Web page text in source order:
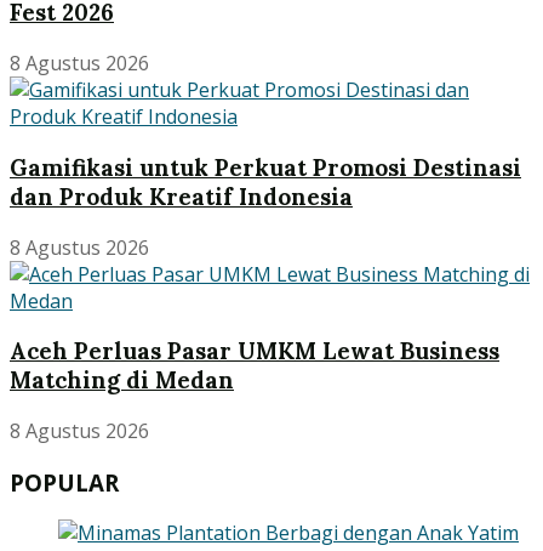
Fest 2026
8 Agustus 2026
Gamifikasi untuk Perkuat Promosi Destinasi
dan Produk Kreatif Indonesia
8 Agustus 2026
Aceh Perluas Pasar UMKM Lewat Business
Matching di Medan
8 Agustus 2026
POPULAR